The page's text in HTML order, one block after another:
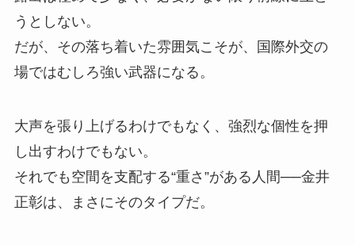
うとしない。
だが、その落ち着いた雰囲気こそが、国際外交の
場ではむしろ強い武器になる。
大声を張り上げるわけでもなく、強烈な個性を押
し出すわけでもない。
それでも空間を支配する“重さ”がある人間──金井
正彰は、まさにそのタイプだ。